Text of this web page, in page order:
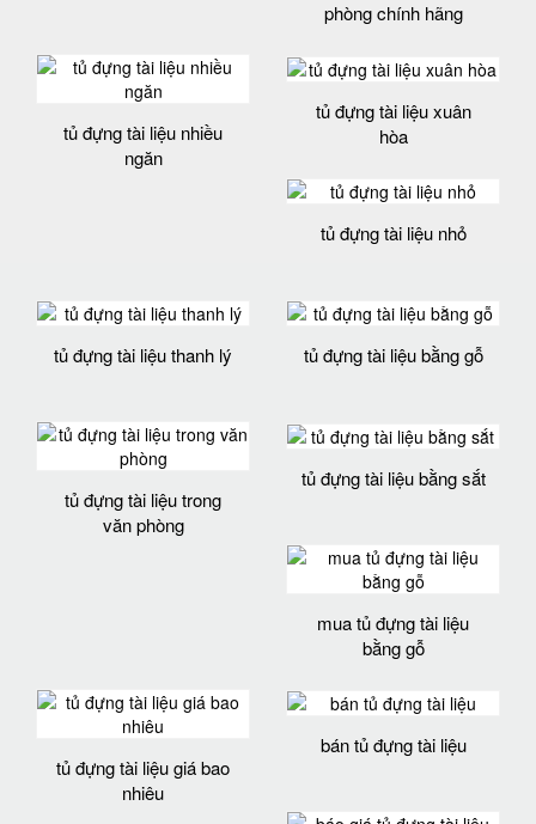
phòng chính hãng
tủ đựng tài liệu nhiều
ngăn
tủ đựng tài liệu xuân
hòa
tủ đựng tài liệu nhỏ
tủ đựng tài liệu thanh lý tủ đựng tài liệu bằng gỗ
tủ đựng tài liệu trong
văn phòng
tủ đựng tài liệu bằng sắt
mua tủ đựng tài liệu
bằng gỗ
tủ đựng tài liệu giá bao
nhiêu
bán tủ đựng tài liệu